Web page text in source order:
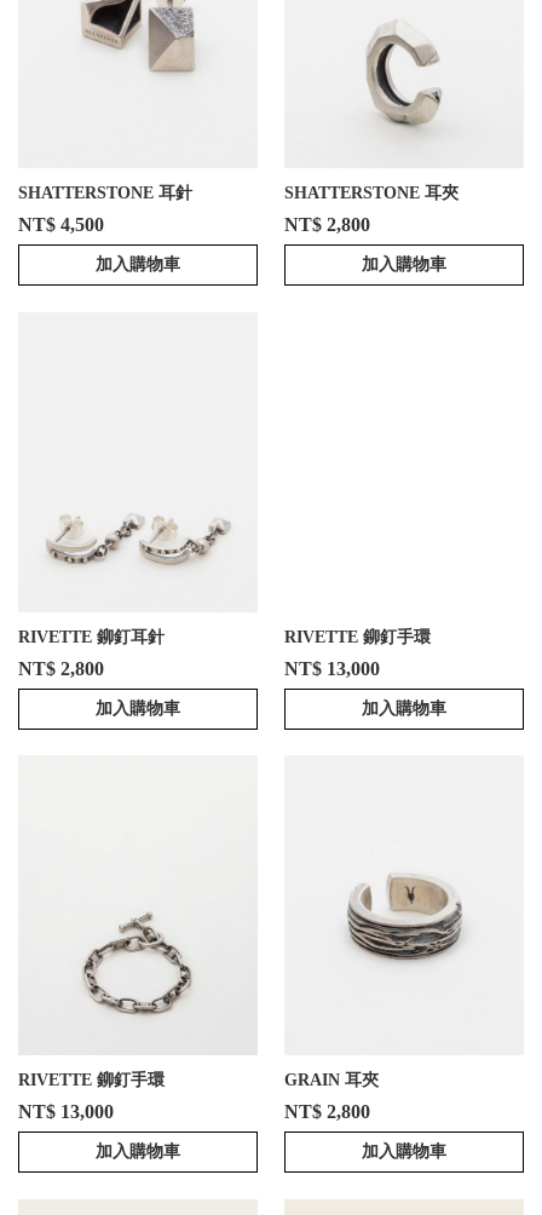
SHATTERSTONE 耳針
NT$ 4,500
加入購物車
SHATTERSTONE 耳夾
NT$ 2,800
加入購物車
RIVETTE 鉚釘耳針
NT$ 2,800
加入購物車
RIVETTE 鉚釘手環
NT$ 13,000
加入購物車
RIVETTE 鉚釘手環
NT$ 13,000
加入購物車
GRAIN 耳夾
NT$ 2,800
加入購物車